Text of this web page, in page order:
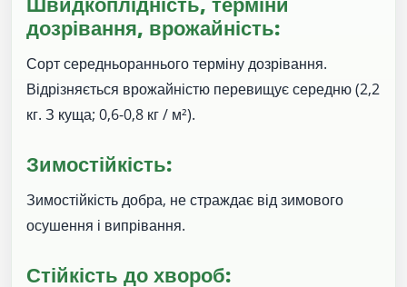
дозрівання, врожайність:
Сорт середньораннього терміну дозрівання.
Відрізняється врожайністю перевищує середню (2,2
кг. З куща; 0,6-0,8 кг / м²).
Зимостійкість:
Зимостійкість добра, не страждає від зимового
осушення і випрівання.
Стійкість до хвороб: